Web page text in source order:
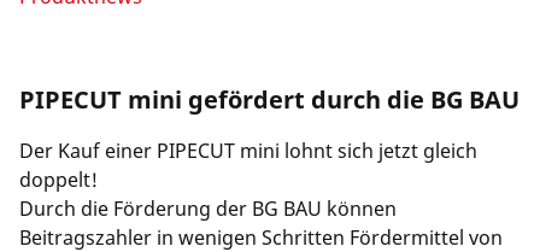
PIPECUT mini gefördert durch die BG BAU
Der Kauf einer PIPECUT mini lohnt sich jetzt gleich
doppelt!
Durch die Förderung der BG BAU können
Beitragszahler in wenigen Schritten Fördermittel von